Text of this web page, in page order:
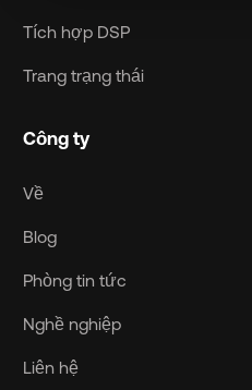
Tích hợp DSP
Trang trạng thái
Công ty
Về
Blog
Phòng tin tức
Nghề nghiệp
Liên hệ